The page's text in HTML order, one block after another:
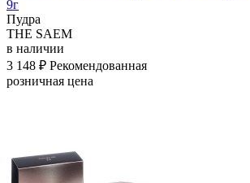
9г
Пудра
THE SAEM
в наличии
3 148 ₽ Рекомендованная
розничная цена